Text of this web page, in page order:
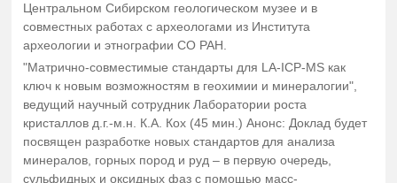
Центральном Сибирском геологическом музее и в
совместных работах с археологами из Института
археологии и этнографии СО РАН.
"Матрично-совместимые стандарты для LA-ICP-MS как
ключ к новым возможностям в геохимии и минералогии",
ведущий научный сотрудник Лаборатории роста
кристаллов д.г.-м.н. К.А. Кох (45 мин.) Анонс: Доклад будет
посвящен разработке новых стандартов для анализа
минералов, горных пород и руд – в первую очередь,
сульфидных и оксидных фаз с помощью масс-